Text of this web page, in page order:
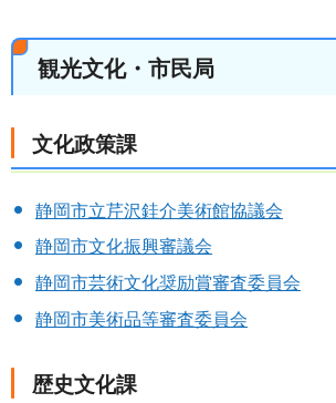
観光文化・市民局
文化政策課
静岡市立芹沢銈介美術館協議会
静岡市文化振興審議会
静岡市芸術文化奨励賞審査委員会
静岡市美術品等審査委員会
歴史文化課